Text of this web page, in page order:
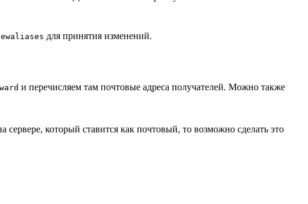
для принятия изменений.
и перечисляем там почтовые адреса получателей. Можно также
который ставится как почтовый, то возможно сделать это